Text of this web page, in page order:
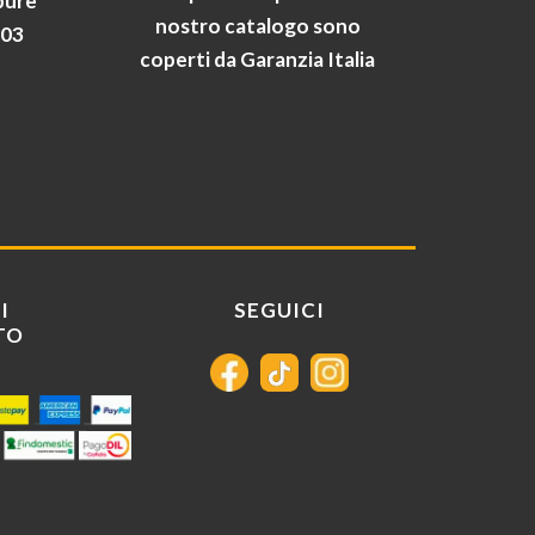
nostro catalogo sono
coperti da Garanzia Italia
SEGUICI